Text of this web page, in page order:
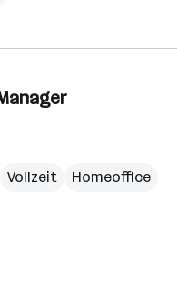
Vollzeit
Homeoffice